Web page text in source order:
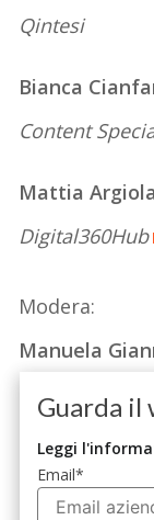
Qintesi
Bianca
Content
Mattia
Digital360Hub
Modera:
Manuela
Guarda il
Leggi
Email*